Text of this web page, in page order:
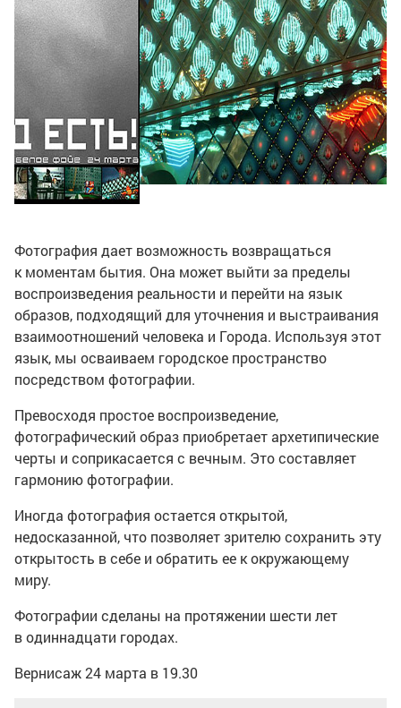
Фотография дает возможность возвращаться
к моментам бытия. Она может выйти за пределы
воспроизведения реальности и перейти на язык
образов, подходящий для уточнения и выстраивания
взаимоотношений человека и Города. Используя этот
язык, мы осваиваем городское пространство
посредством фотографии.
Превосходя простое воспроизведение,
фотографический образ приобретает архетипические
черты и соприкасается с вечным. Это составляет
гармонию фотографии.
Иногда фотография остается открытой,
недосказанной, что позволяет зрителю сохранить эту
открытость в себе и обратить ее к окружающему
миру.
Фотографии сделаны на протяжении шести лет
в одиннадцати городах.
Вернисаж 24 марта в 19.30